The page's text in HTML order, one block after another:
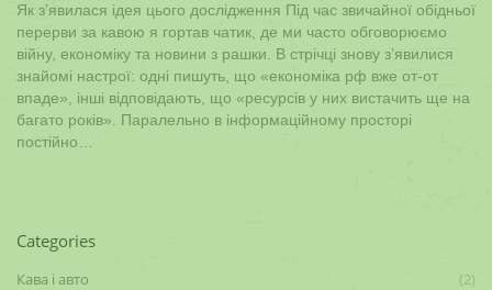
Як з’явилася ідея цього дослідження Під час звичайної обідньої
перерви за кавою я гортав чатик, де ми часто обговорюємо
війну, економіку та новини з рашки. В стрічці знову з’явилися
знайомі настрої: одні пишуть, що «економіка рф вже от-от
впаде», інші відповідають, що «ресурсів у них вистачить ще на
багато років». Паралельно в інформаційному просторі
постійно…
Categories
Кава і авто
(2)